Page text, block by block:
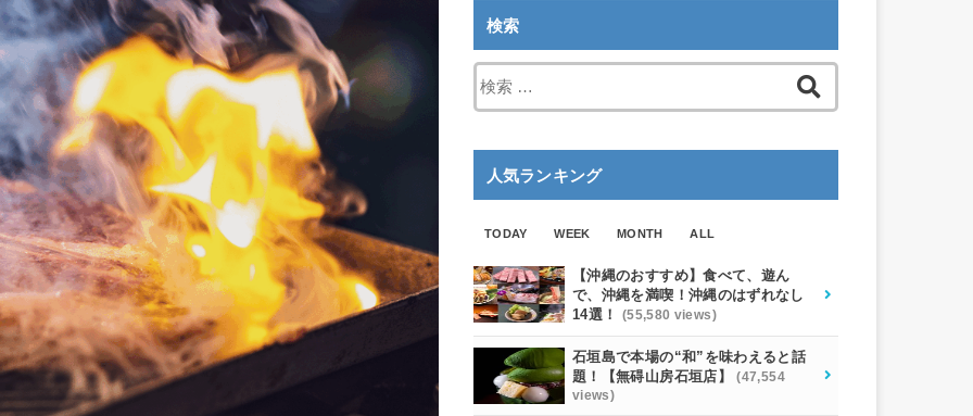
検索
人気ランキング
TODAY WEEK MONTH ALL
【沖縄のおすすめ】食べて、遊ん
で、沖縄を満喫！沖縄のはずれなし
14選！
(55,580 views)
石垣島で本場の“和”を味わえると話
題！【無碍山房石垣店】
(47,554
views)